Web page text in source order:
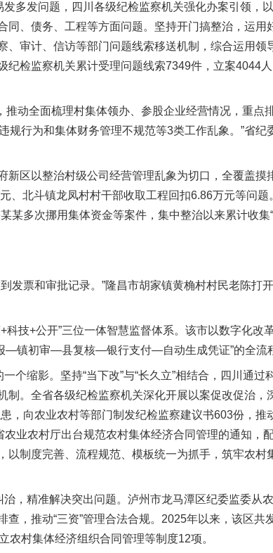
多发问题，四川各级纪检监察机关强化办案引领，
、债务、工程等方面问题。坚持开门搞整治，运用
审计、信访等部门问题线索移送机制，综合运用领
检监察机关累计受理问题线索7349件，立案4044
动全面梳理村集体领办、参股企业经营情况，重点
规行为和集体财务管理不规范等3类工作乱象。”省纪
区以整治村级公司经营管理乱象为切口，全覆盖摸
、北斗镇龙凤村村干部收取工程回扣6.86万元等问题
某多次挪用集体资金等案件，集中整治以来累计收集
票和审批记录。”隆昌市胡家镇黄桷村村民老陈打
+公开”三位一体智慧监督体系。该市以数字化改
—镇初审—县复核—银行支付—自动生成凭证”的全流
缩影。坚持“当下改”与“长久立”相结合，四川通过
。全省各级纪检监察机关深化开展以案促改促治，
，向农业农村等部门制发纪检监察建议书603份，推
业农村厅出台规范农村集体经济合同管理的通知，
制度完善、流程规范、模板统一为抓手，筑牢农村
，精准解决突出问题。泸州市龙马潭区纪委监委从
，推动“三资”管理合法合规。2025年以来，该区共
农村集体经济组织合同管理等制度12项。